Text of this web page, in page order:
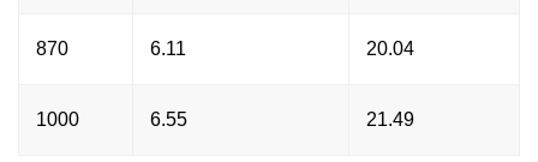
870 6.11 20.04
1000 6.55 21.49